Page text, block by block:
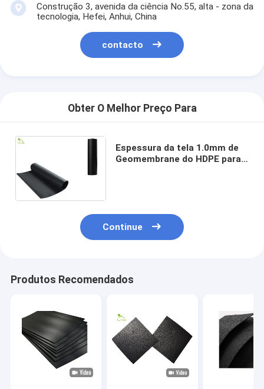
Construção 3, avenida da ciência No.55, alta - zona da
tecnologia, Hefei, Anhui, China
contacto
Obter O Melhor Preço Para
Espessura da tela 1.0mm de
Geomembrane do HDPE para
Continue
Produtos Recomendados